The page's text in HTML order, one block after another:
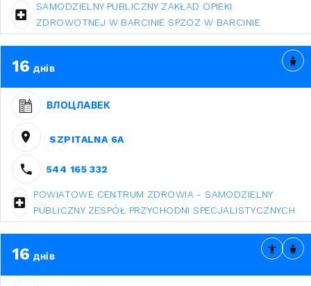
SAMODZIELNY PUBLICZNY ZAKŁAD OPIEKI
ZDROWOTNEJ W BARCINIE SPZOZ W BARCINIE
16 днів
ВЛОЦЛАВЕК
SZPITALNA 6A
544 165 332
POWIATOWE CENTRUM ZDROWIA - SAMODZIELNY
PUBLICZNY ZESPÓŁ PRZYCHODNI SPECJALISTYCZNYCH
16 днів